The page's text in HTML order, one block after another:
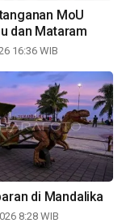
MoU
dan Mataram
16:36 WIB
di Mandalika
8:28 WIB